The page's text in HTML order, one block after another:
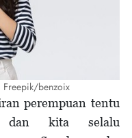
benzoix
perempuan tentu
dan kita selalu